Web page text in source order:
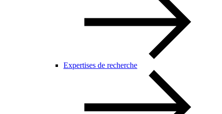
Expertises de recherche